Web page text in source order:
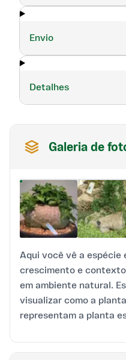
Envio
Detalhes
Galeria de
Aqui você vê a espécie
crescimento e
em ambiente natural.
visualizar como a
representam a planta